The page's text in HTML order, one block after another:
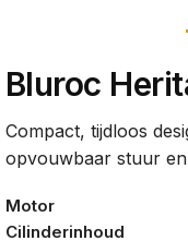
Bluroc
Compact, tijdloos
opvouwbaar stuur
Motor
Cilinderinhoud